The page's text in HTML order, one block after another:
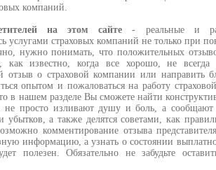
компаний.
на этом сайте- реальные и
услугами страховых компаний не только при
нужно понимать, что положительных
как известно, когда все хорошо, не всегда
отзыв о страховой компании или направить
опытом и пожаловаться на работу
в нашем разделе Вы сможете найти
не просто изливают душу и боль, а сообщают
убытков, а также делятся советами, как
комментирование отзыва
информацию, а узнать о состоянии
полезен. Обязательно не забудьте